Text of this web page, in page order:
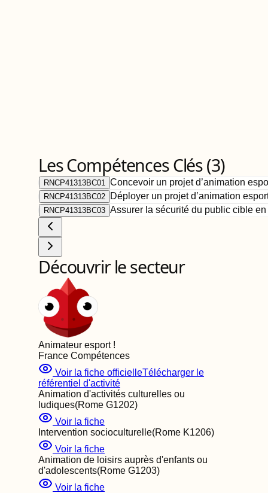
Les Compétences Clés (3)
RNCP41313BC01 Concevoir un projet d’animation
RNCP41313BC02 Déployer un projet d’animation
RNCP41313BC03 Assurer la sécurité du public cible
Découvrir le secteur
Animateur esport!
France Compétences
Voir la fiche officielleTélécharger le
référentiel d'activité
Animation d'activités culturelles ou
ludiques(Rome G1202)
Voir la fiche
Intervention socioculturelle(Rome K1206)
Voir la fiche
Animation de loisirs auprès d'enfants ou
d'adolescents(Rome G1203)
Voir la fiche